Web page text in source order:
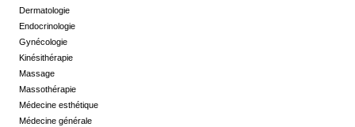
Dermatologie
Endocrinologie
Gynécologie
Kinésithérapie
Massage
Massothérapie
Médecine esthétique
Médecine générale